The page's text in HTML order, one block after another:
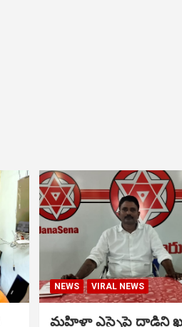
NEWS VIRAL NEWS
మహిళా ఎస్సైపై దాడిని